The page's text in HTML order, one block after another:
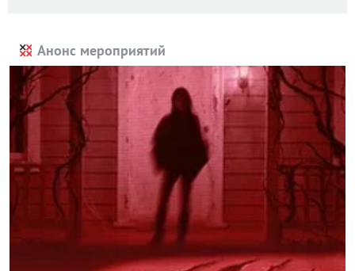
Анонс мероприятий